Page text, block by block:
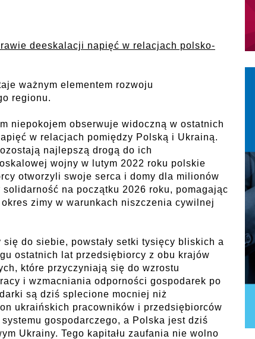
deeskalacji napięć w relacjach polsko-
ważnym elementem rozwoju
regionu.
niepokojem obserwuje widoczną w ostatnich
w relacjach pomiędzy Polską i Ukrainą.
najlepszą drogą do ich
wojny w lutym 2022 roku polskie
otworzyli swoje serca i domy dla milionów
na początku 2026 roku, pomagając
zimy w warunkach niszczenia cywilnej
się do siebie, powstały setki tysięcy bliskich a
ostatnich lat przedsiębiorcy z obu krajów
które przyczyniają się do wzrostu
i wzmacniania odporności gospodarek po
są dziś splecione mocniej niż
ukraińskich pracowników i przedsiębiorców
gospodarczego, a Polska jest dziś
Ukrainy. Tego kapitału zaufania nie wolno